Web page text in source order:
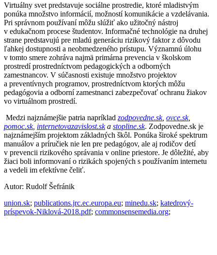
Virtuálny svet predstavuje sociálne prostredie, ktoré mladistvým
ponúka množstvo informácií, možností komunikácie a vzdelávania.
Pri správnom používaní môžu slúžiť ako užitočný nástroj
v edukačnom procese študentov. Informačné technológie na druhej
strane predstavujú pre mladú generáciu rizikový faktor z dôvodu
ľahkej dostupnosti a neobmedzeného prístupu. Významnú úlohu
v tomto smere zohráva najmä primárna prevencia v školskom
prostredí prostredníctvom pedagogických a odborných
zamestnancov. V súčasnosti existuje množstvo projektov
a preventívnych programov, prostredníctvom ktorých môžu
pedagógovia a odborní zamestnanci zabezpečovať ochranu žiakov
vo virtuálnom prostredí.
Medzi najznámejšie patria napríklad zodpovedne.sk, ovce.sk,
pomoc.sk, internetovazavislost.ska stopline.sk. Zodpovedne.sk je
najznámejším projektom základných škôl. Ponúka široké spektrum
manuálov a príručiek nie len pre pedagógov, ale aj rodičov detí
v prevencii rizikového správania v online priestore. Je dôležité, aby
žiaci boli informovaní o rizikách spojených s používaním internetu
a vedeli im efektívne čeliť.
Autor: Rudolf Šefránik
union.sk; publications.jrc.ec.europa.eu; minedu.sk; katedrový-
príspevok-Niklová-2018.pdf; commonsensemedia.org;